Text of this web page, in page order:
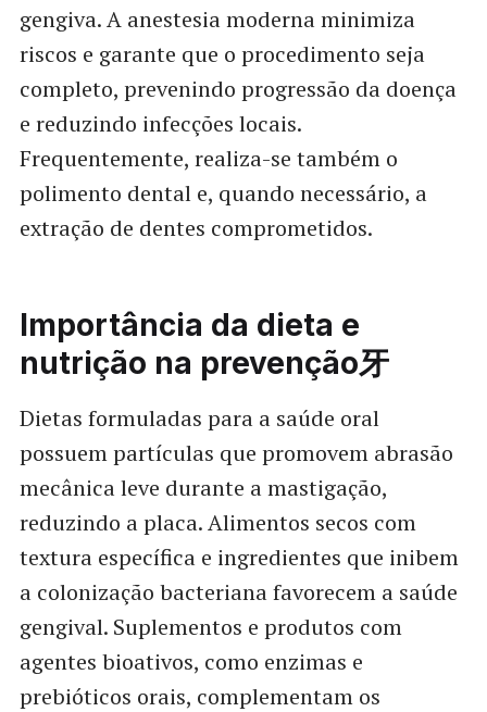
gengiva. A anestesia moderna minimiza
riscos e garante que o procedimento seja
completo, prevenindo progressão da doença
e reduzindo infecções locais.
Frequentemente, realiza-se também o
polimento dental e, quando necessário, a
extração de dentes comprometidos.
Importância da dieta e
nutrição na prevenção牙
Dietas formuladas para a saúde oral
possuem partículas que promovem abrasão
mecânica leve durante a mastigação,
reduzindo a placa. Alimentos secos com
textura específica e ingredientes que inibem
a colonização bacteriana favorecem a saúde
gengival. Suplementos e produtos com
agentes bioativos, como enzimas e
prebióticos orais, complementam os